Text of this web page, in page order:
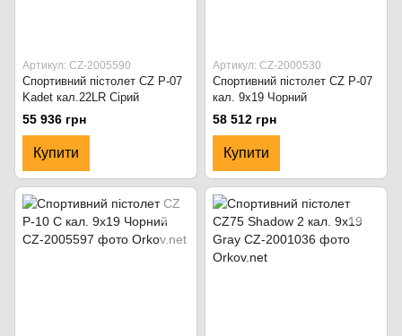
Артикул: CZ-2005590
Спортивний пістолет CZ P-07
Kadet кал.22LR Сірий
55 936 грн
Купити
Артикул: CZ-2000530
Спортивний пістолет CZ P-07
кал. 9x19 Чорний
58 512 грн
Купити